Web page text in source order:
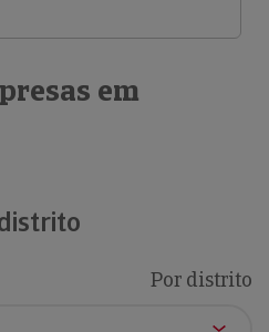
em
Por distrito